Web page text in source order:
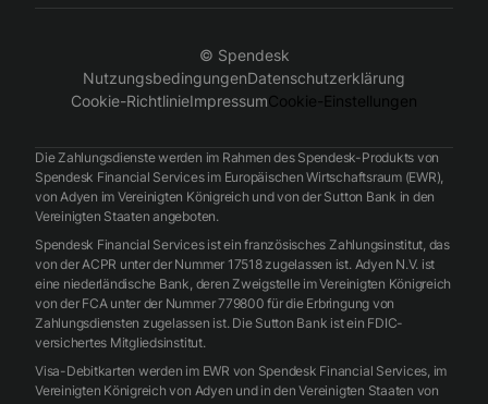
© Spendesk
NutzungsbedingungenDatenschutzerklärung
Cookie-RichtlinieImpressumCookie-Einstellungen
Die Zahlungsdienste werden im Rahmen des Spendesk-Produkts von
Spendesk Financial Services im Europäischen Wirtschaftsraum (EWR),
von Adyen im Vereinigten Königreich und von der Sutton Bank in den
Vereinigten Staaten angeboten.
Spendesk Financial Services ist ein französisches Zahlungsinstitut, das
von der ACPR unter der Nummer 17518 zugelassen ist. Adyen N.V. ist
eine niederländische Bank, deren Zweigstelle im Vereinigten Königreich
von der FCA unter der Nummer 779800 für die Erbringung von
Zahlungsdiensten zugelassen ist. Die Sutton Bank ist ein FDIC-
versichertes Mitgliedsinstitut.
Visa-Debitkarten werden im EWR von Spendesk Financial Services, im
Vereinigten Königreich von Adyen und in den Vereinigten Staaten von